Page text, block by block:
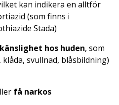
kan indikera en alltför
(som finns i
Stada)
hos huden, som
svullnad, blåsbildning)
få narkos